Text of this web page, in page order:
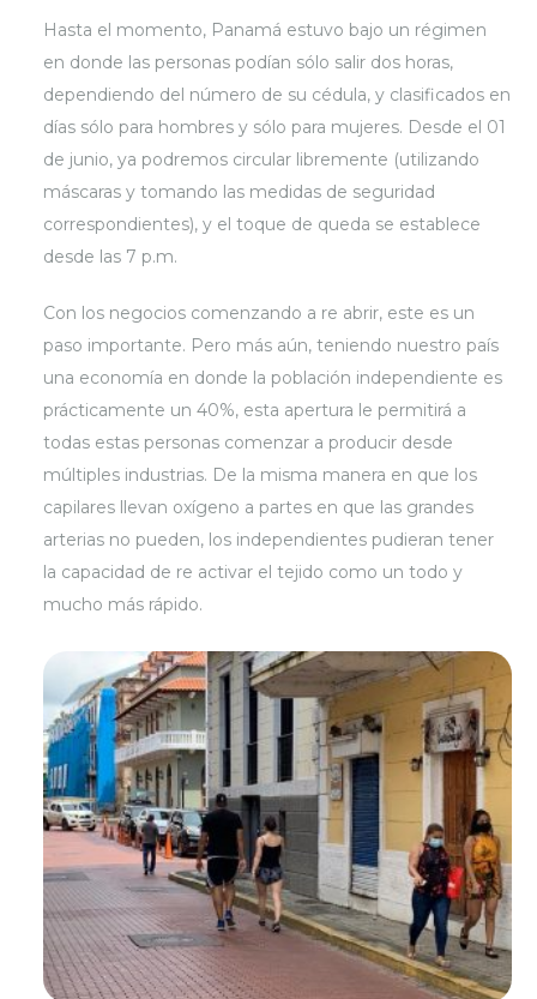
Hasta el momento, Panamá estuvo bajo un régimen
en donde las personas podían sólo salir dos horas,
dependiendo del número de su cédula, y clasificados en
días sólo para hombres y sólo para mujeres. Desde el 01
de junio, ya podremos circular libremente (utilizando
máscaras y tomando las medidas de seguridad
correspondientes), y el toque de queda se establece
desde las 7 p.m.
Con los negocios comenzando a re abrir, este es un
paso importante. Pero más aún, teniendo nuestro país
una economía en donde la población independiente es
prácticamente un 40%, esta apertura le permitirá a
todas estas personas comenzar a producir desde
múltiples industrias. De la misma manera en que los
capilares llevan oxígeno a partes en que las grandes
arterias no pueden, los independientes pudieran tener
la capacidad de re activar el tejido como un todo y
mucho más rápido.